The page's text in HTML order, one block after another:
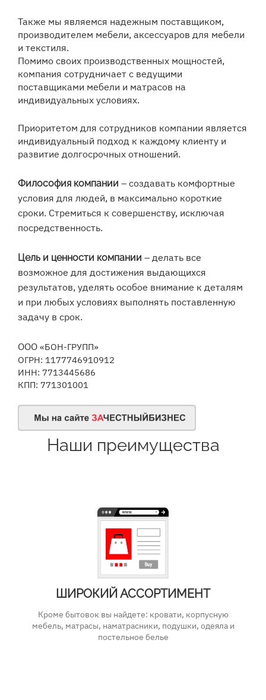
Также мы являемся надежным поставщиком,
производителем мебели, аксессуаров для мебели
и текстиля.
Помимо своих производственных мощностей,
компания сотрудничает с ведущими
поставщиками мебели и матрасов на
индивидуальных условиях.
Приоритетом для сотрудников компании является
индивидуальный подход к каждому клиенту и
развитие долгосрочных отношений.
Философия компании – создавать комфортные
условия для людей, в максимально короткие
сроки. Стремиться к совершенству, исключая
посредственность.
Цель и ценности компании – делать все
возможное для достижения выдающихся
результатов, уделять особое внимание к деталям
и при любых условиях выполнять поставленную
задачу в срок.
ООО «БОН-ГРУПП»
ОГРН: 1177746910912
ИНН: 7713445686
КПП: 771301001
Наши преимущества
ШИРОКИЙ АССОРТИМЕНТ
Кроме бытовок вы найдете: кровати, корпусную
мебель, матрасы, наматрасники, подушки, одеяла и
постельное белье